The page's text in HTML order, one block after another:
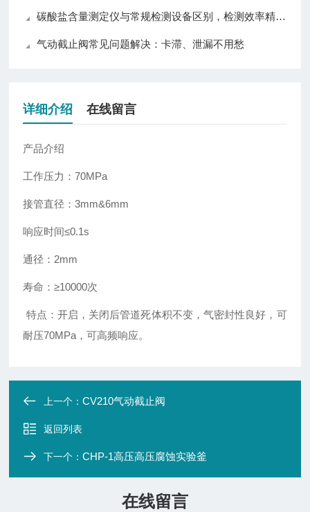
碳酸盐含量测定仪与常规检测设备区别，检测效率精准度操作对比分析
气动截止阀常见问题解决：卡滞、泄漏不用愁
详细介绍 在线留言
产品介绍
工作压力：70MPa
接管直径：3mm&6mm
响应时间≤0.1s
通径：2mm
寿命：≥10000次
特点：开启，关闭后管道死体积不变，气密封性良好，可
耐压70MPa，可高频响应。
上一个：CV210气动截止阀
返回列表
下一个：CHP-1高压高压腐蚀实验釜
在线留言